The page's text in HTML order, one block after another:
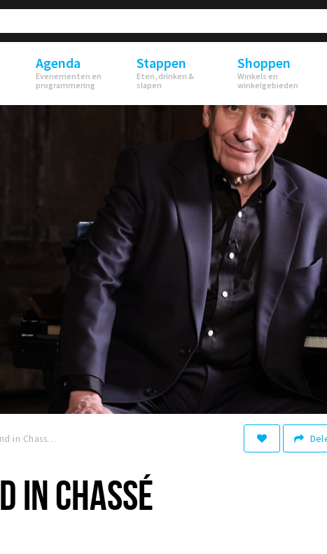
Agenda
Evenementen en
programmering
Stappen
Eten, drinken &
slapen
Shoppen
Winkels en
winkelgebieden
Jools Holland in Chassé Theater
IN CHASSÉ